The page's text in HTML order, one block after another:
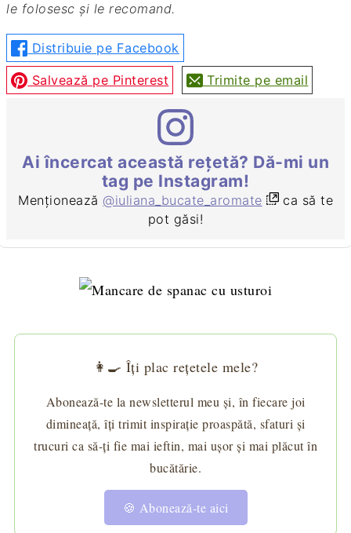
le folosesc și le recomand.
Distribuie pe Facebook
Salvează pe Pinterest Trimite pe email
Ai încercat această rețetă? Dă-mi un
tag pe Instagram!
Menționează @iuliana_bucate_aromate
ca să te
pot găsi!
👩‍🍳 Îți plac rețetele mele?
Abonează-te la newsletterul meu și, în fiecare joi
dimineață, îți trimit inspirație proaspătă, sfaturi și
trucuri ca să-ți fie mai ieftin, mai ușor și mai plăcut în
bucătărie.
🍪 Abonează-te aici